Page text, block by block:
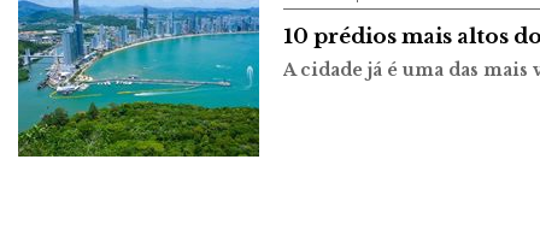
10 prédios mais altos
A cidade já é uma das